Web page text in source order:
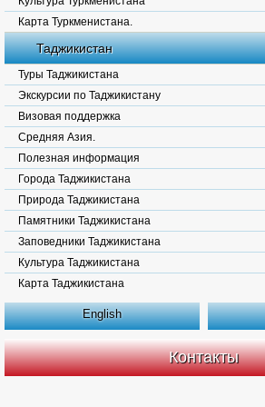
Карта Туркменистана.
Таджикистан
Туры Таджикистана
Экскурсии по Таджикистану
Визовая поддержка
Средняя Азия.
Полезная информация
Города Таджикистана
Природа Таджикистана
Памятники Таджикистана
Заповедники Таджикистана
Культура Таджикистана
Карта Таджикистана
English
Контакты